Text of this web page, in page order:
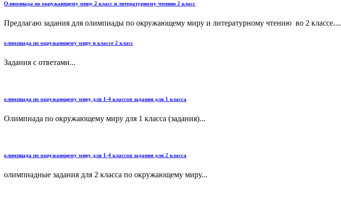
Олимпиада по окружающему миру 2 класс и литературному чтению 2 класс
Предлагаю задания для олимпиады по окружающему миру и литературному чтению во 2 классе....
олимпиада по окружающему миру в классе 2 класс
Задания с ответами...
олимпиада по окружающему миру для 1-4 классов задания для 1 класса
Олимпиада по окружающему миру для 1 класса (задания)...
олимпиада по окружающему миру для 1-4 классов задания для 2 класса
олимпиадные задания для 2 класса по окружающему миру...